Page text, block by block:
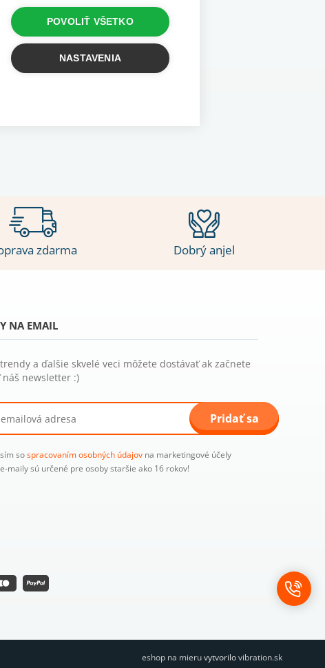
zdarma Dobrý anjel
NA EMAIL
a ďalšie skvelé veci môžete dostávať ak začnete
newsletter :)
Pridať sa
sospracovaním osobných údajov na marketingové účely
maily sú určené pre osoby staršie ako 16 rokov!
eshop na mieruvytvorilovibration.sk
POVOLIŤ VŠETKO
NASTAVENIA